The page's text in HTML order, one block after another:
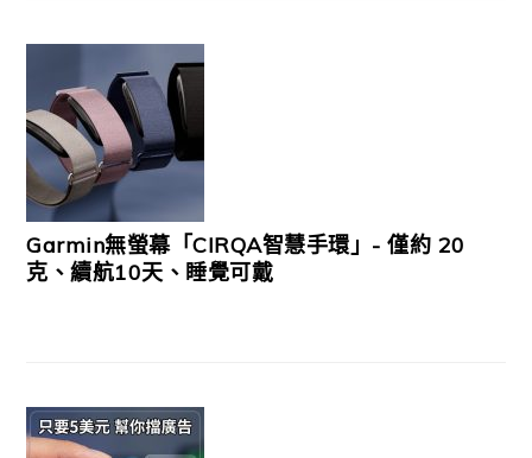
Garmin無螢幕「CIRQA智慧手環」- 僅約 20
克、續航10天、睡覺可戴